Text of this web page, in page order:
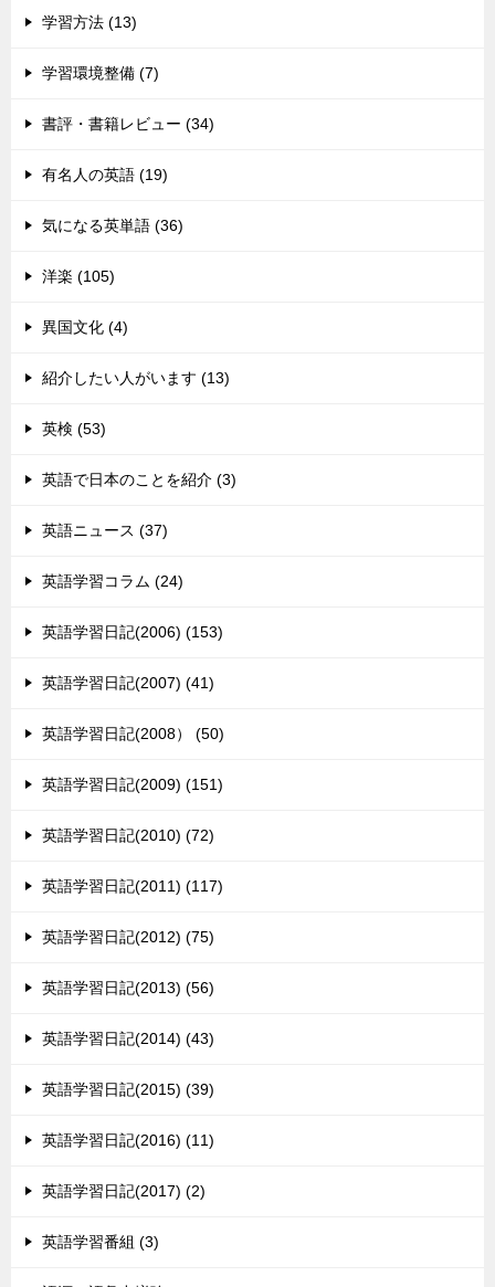
学習方法 (13)
学習環境整備 (7)
書評・書籍レビュー (34)
有名人の英語 (19)
気になる英単語 (36)
洋楽 (105)
異国文化 (4)
紹介したい人がいます (13)
英検 (53)
英語で日本のことを紹介 (3)
英語ニュース (37)
英語学習コラム (24)
英語学習日記(2006) (153)
英語学習日記(2007) (41)
英語学習日記(2008） (50)
英語学習日記(2009) (151)
英語学習日記(2010) (72)
英語学習日記(2011) (117)
英語学習日記(2012) (75)
英語学習日記(2013) (56)
英語学習日記(2014) (43)
英語学習日記(2015) (39)
英語学習日記(2016) (11)
英語学習日記(2017) (2)
英語学習番組 (3)